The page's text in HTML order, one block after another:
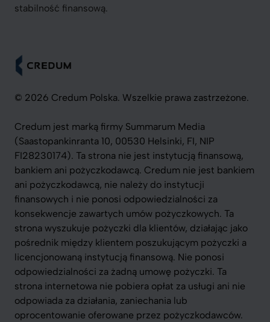
stabilność finansową.
© 2026 Credum Polska. Wszelkie prawa zastrzeżone.
Credum jest marką firmy Summarum Media
(Saastopankinranta 10, 00530 Helsinki, FI, NIP
FI28230174). Ta strona nie jest instytucją finansową,
bankiem ani pożyczkodawcą. Credum nie jest bankiem
ani pożyczkodawcą, nie należy do instytucji
finansowych i nie ponosi odpowiedzialności za
konsekwencje zawartych umów pożyczkowych. Ta
strona wyszukuje pożyczki dla klientów, działając jako
pośrednik między klientem poszukującym pożyczki a
licencjonowaną instytucją finansową. Nie ponosi
odpowiedzialności za żadną umowę pożyczki. Ta
strona internetowa nie pobiera opłat za usługi ani nie
odpowiada za działania, zaniechania lub
oprocentowanie oferowane przez pożyczkodawców.